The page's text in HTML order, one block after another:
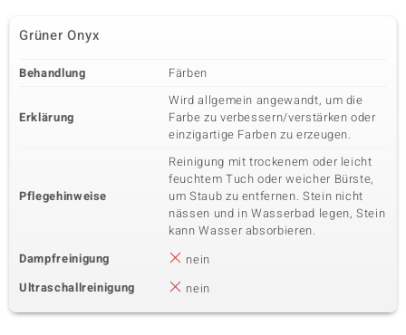
Grüner Onyx
Behandlung Färben
Erklärung
Wird allgemein angewandt, um die
Farbe zu verbessern/verstärken oder
einzigartige Farben zu erzeugen.
Pflegehinweise
Reinigung mit trockenem oder leicht
feuchtem Tuch oder weicher Bürste,
um Staub zu entfernen. Stein nicht
nässen und in Wasserbad legen, Stein
kann Wasser absorbieren.
Dampfreinigung
nein
Ultraschallreinigung
nein